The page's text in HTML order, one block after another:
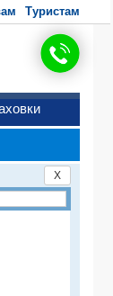
Туристам
X